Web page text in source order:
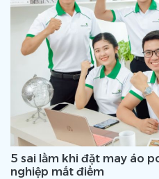
5 sai lầm khi đặt may áo
nghiệp mất điểm